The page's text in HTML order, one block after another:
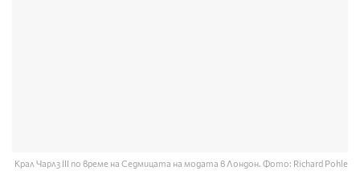
Крал Чарлз III по време на Седмицата на модата в Лондон. Фото: Richard Pohle